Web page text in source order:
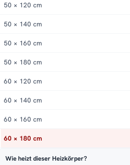
50 × 120 cm
50 × 140 cm
50 × 160 cm
50 × 180 cm
60 × 120 cm
60 × 140 cm
60 × 160 cm
60 × 180 cm
Wie heizt dieser Heizkörper?